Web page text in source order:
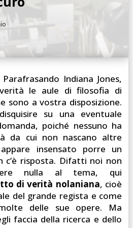
Indiana Jones,
le aule di filosofia di
sono a vostra disposizione.
su una eventuale
poiché nessuno ha
da cui non nascano altre
insensato porre un
c’è risposta. Difatti noi non
nulla al tema, qui
di verità nolaniana, cioè
del grande regista e come
delle sue opere. Ma
faccia della ricerca e dello